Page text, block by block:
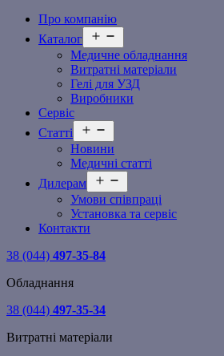
Про компанію
Каталог
меню
Медичне обладнання
Витратні матеріали
Гелі для УЗД
Виробники
Сервіс
Статті
меню
Новини
Медичні статті
Дилерам
меню
Умови співпраці
Установка та сервіс
Контакти
38 (044) 497-35-84
Обладнання
38 (044) 497-35-34
Витратні матеріали